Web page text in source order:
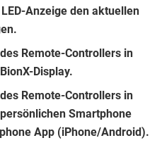
Anzeige den aktuellen
Remote-Controllers in
Display.
Remote-Controllers in
Smartphone
App (iPhone/Android).